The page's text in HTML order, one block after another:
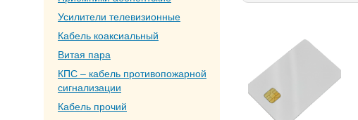
Усилители телевизионные
Кабель коаксиальный
Витая пара
КПС – кабель противопожарной
сигнализации
Кабель прочий